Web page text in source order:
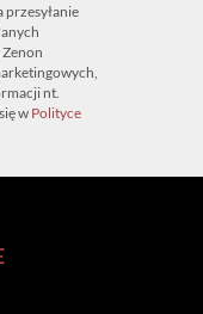
przesyłanie
nt.
w Polityce